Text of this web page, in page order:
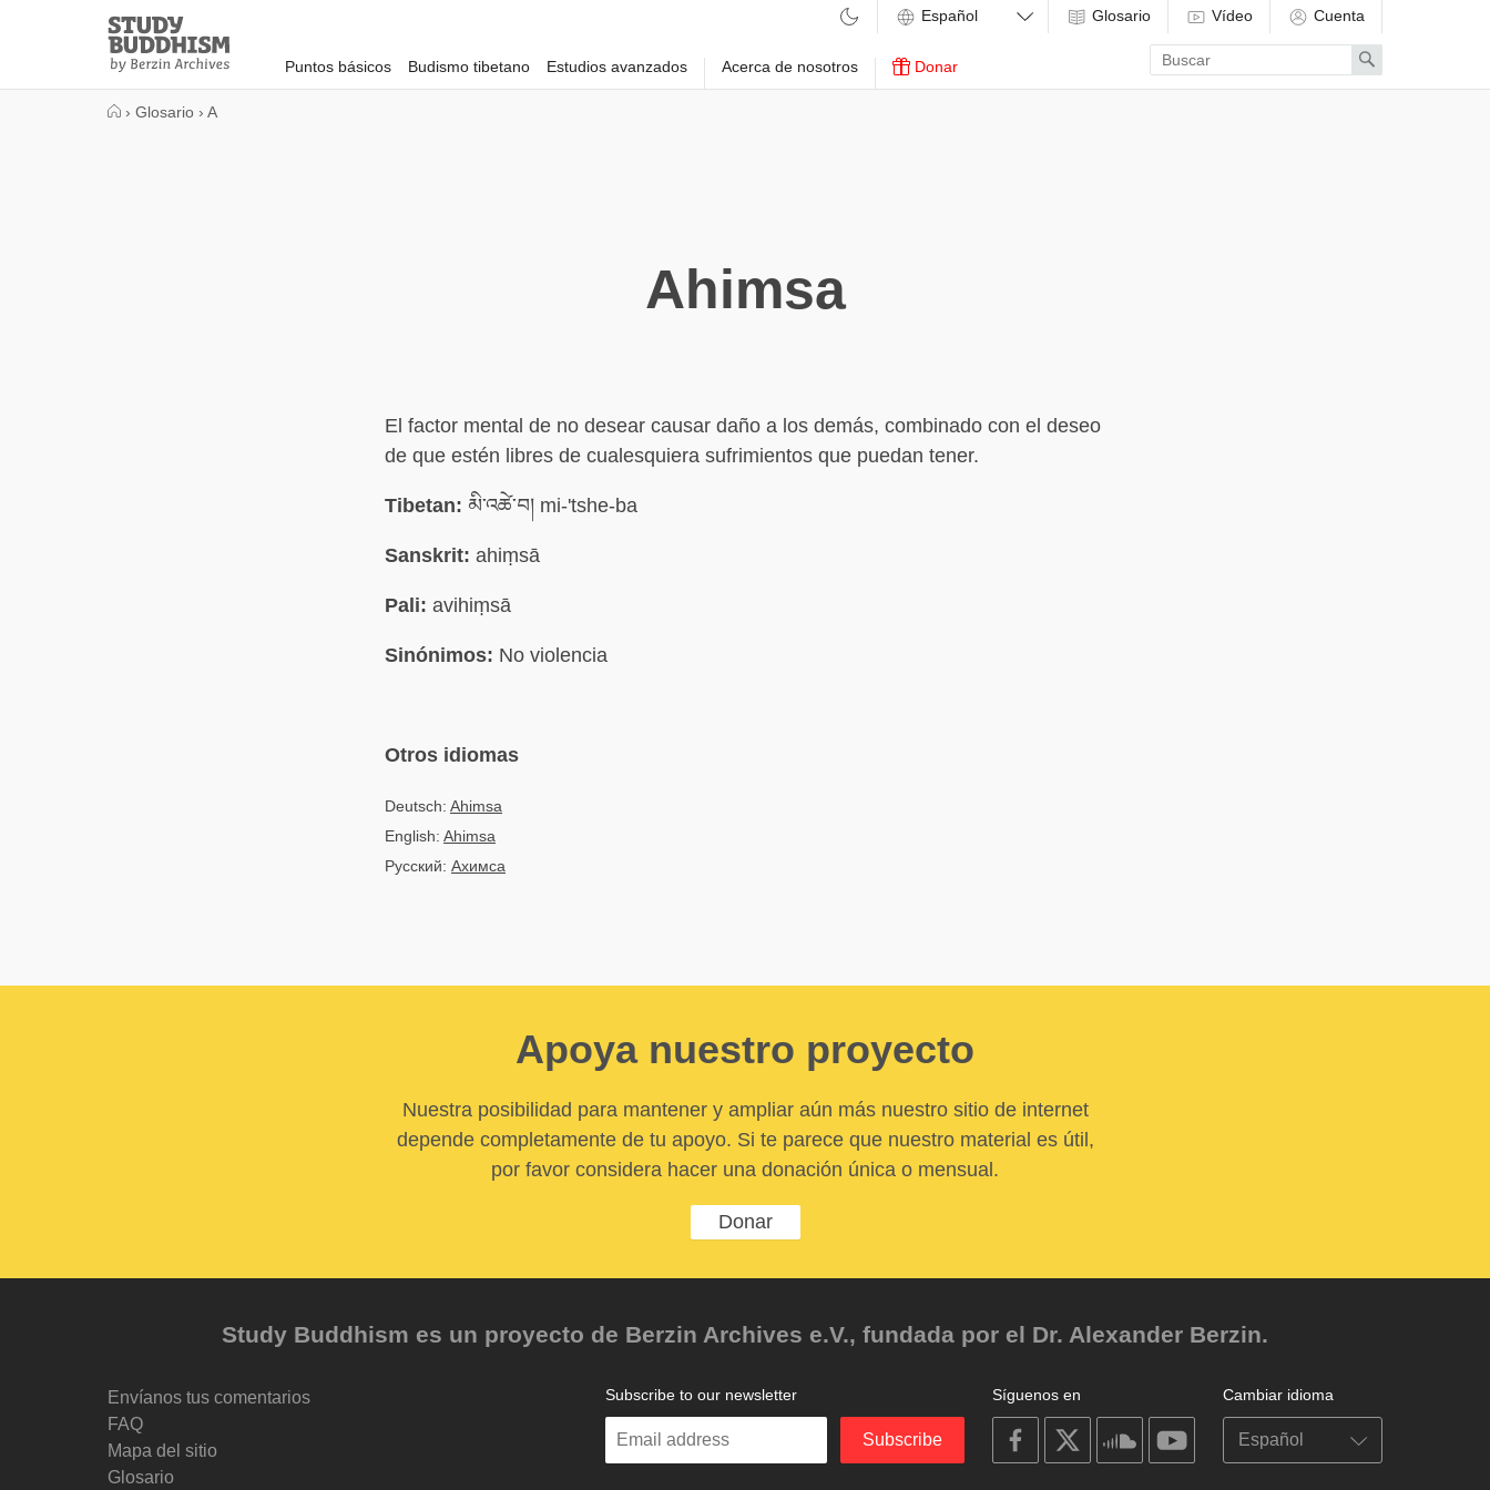
Study
Buddhism
Home
Puntos básicos Budismo tibetano Estudios avanzados Acerca de nosotros Donar
Glosario Vídeo Cuenta
Enter
search
term
Search
› Glosario › A
Ahimsa
El factor mental de no desear causar daño a los demás, combinado con el deseo
de que estén libres de cualesquiera sufrimientos que puedan tener.
Tibetan: མི་འཚེ་བ། mi-'tshe-ba
Sanskrit: ahiṃsā
Pali: avihiṃsā
Sinónimos: No violencia
Otros idiomas
Deutsch: Ahimsa
English: Ahimsa
Русский: Ахимса
Apoya nuestro proyecto
Nuestra posibilidad para mantener y ampliar aún más nuestro sitio de internet
depende completamente de tu apoyo. Si te parece que nuestro material es útil,
por favor considera hacer una donación única o mensual.
Donar
Study Buddhism es un proyecto de Berzin Archives e.V., fundada por el Dr. Alexander Berzin.
Envíanos tus comentarios
FAQ
Mapa del sitio
Glosario
Cambiar idioma
Síguenos en
on
facebook
on
on
soundcloudyoutube
Subscribe to our newsletter
Enter
Subscribe